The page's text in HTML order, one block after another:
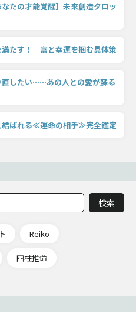
たの才能覚醒】未来創造タロッ
たす！ 富と幸運を掴む具体策
直したい……あの人との愛が蘇る
ばれる≪運命の相手≫完全鑑定
Reiko
四柱推命